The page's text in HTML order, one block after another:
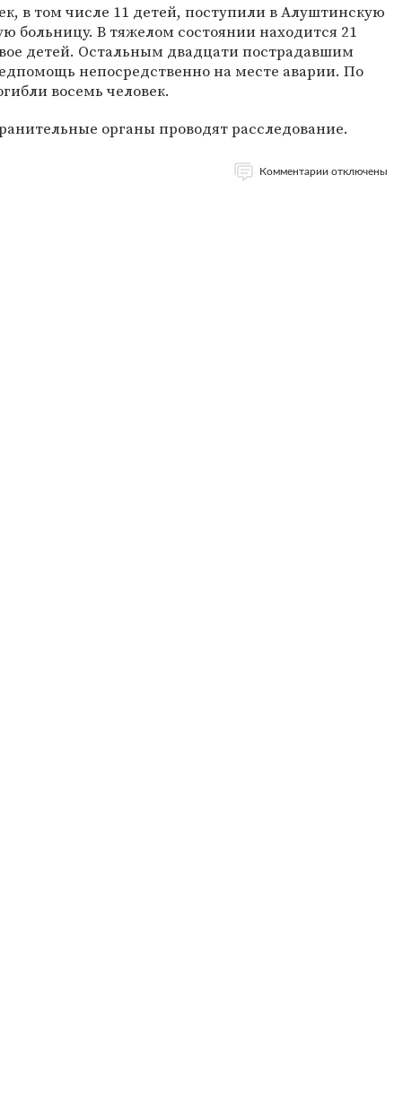
в том числе 11 детей, поступили в Алуштинскую
больницу. В тяжелом состоянии находится 21
детей. Остальным двадцати пострадавшим
непосредственно на месте аварии. По
восемь человек.
органы проводят расследование.
Комментарии отключены